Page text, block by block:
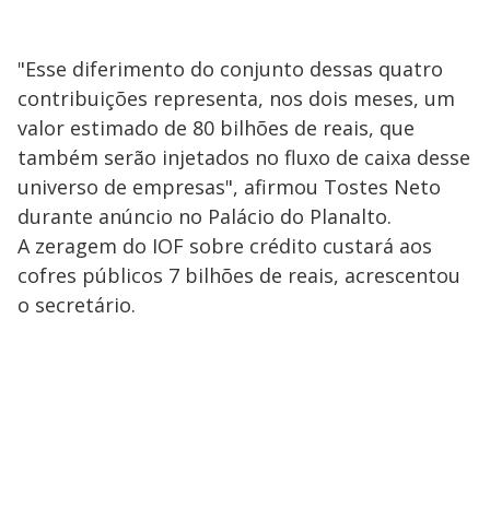
"Esse diferimento do conjunto dessas quatro
contribuições representa, nos dois meses, um
valor estimado de 80 bilhões de reais, que
também serão injetados no fluxo de caixa desse
universo de empresas", afirmou Tostes Neto
durante anúncio no Palácio do Planalto.
A zeragem do IOF sobre crédito custará aos
cofres públicos 7 bilhões de reais, acrescentou
o secretário.